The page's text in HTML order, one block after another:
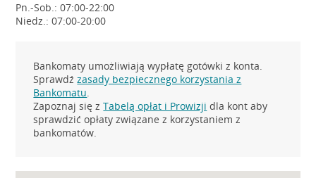
Pn.-Sob.: 07:00-22:00
Niedz.: 07:00-20:00
Bankomaty umożliwiają wypłatę gotówki z konta.
Sprawdźzasady bezpiecznego korzystania z
Bankomatu.
Zapoznaj się zTabelą opłat i Prowizji dla kont aby
sprawdzić opłaty związane z korzystaniem z
bankomatów.